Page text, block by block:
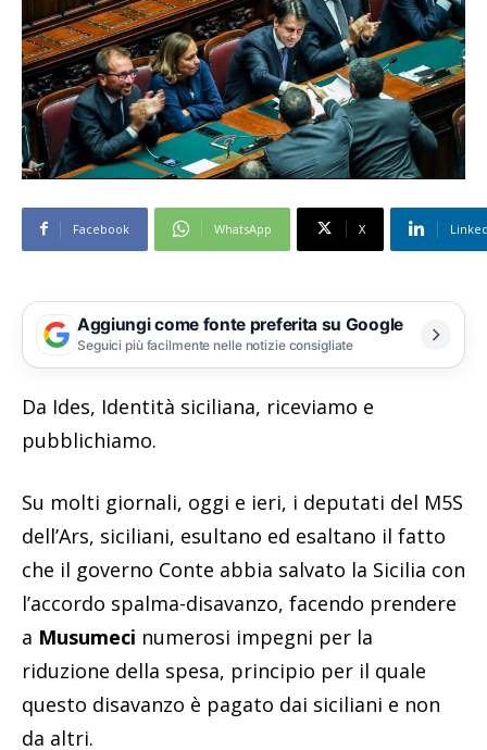
Facebook WhatsApp X
Aggiungi come fonte preferita su Google
Seguici più facilmente nelle notizie consigliate
Da Ides, Identità siciliana, riceviamo e
pubblichiamo.
Su molti giornali, oggi e ieri, i deputati del M5S
dell’Ars, siciliani, esultano ed esaltano il fatto
che il governo Conte abbia salvato la Sicilia con
l’accordo spalma-disavanzo, facendo prendere
a Musumeci numerosi impegni per la
riduzione della spesa, principio per il quale
questo disavanzo è pagato dai siciliani e non
da altri.